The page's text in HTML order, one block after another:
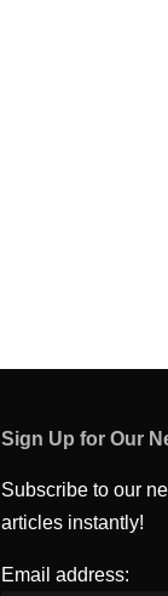
Sign Up for Our
Subscribe to our
articles instantly!
Email address: